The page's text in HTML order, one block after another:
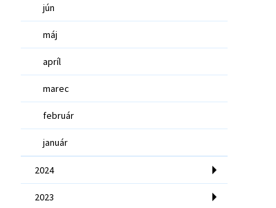
jún
máj
apríl
marec
február
január
2024
2023